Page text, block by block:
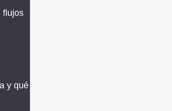
flujos
y qué